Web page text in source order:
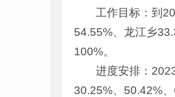
工作目标：到
54.55%、龙江乡
100%。
进度安排：
30.25%、50.42%、